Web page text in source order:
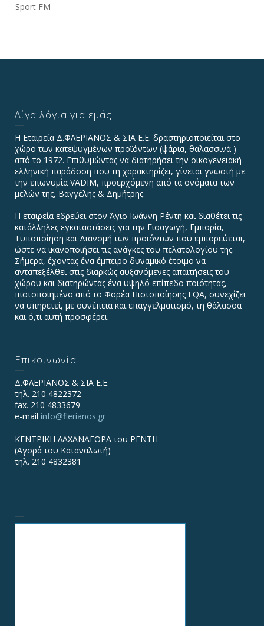
Sport FM
Λίγα λόγια για εμάς
Η Εταιρεία Δ.ΦΛΕΡΙΑΝΟΣ & ΣΙΑ Ε.Ε. δραστηριοποιείται στο
χώρο των κατεψυγμένων προϊόντων (ψάρια, θαλασσινά )
από το 1972. Επιθυμώντας να διατηρήσει την οικογενειακή
ελληνική παράδοση που τη χαρακτηρίζει, γίνεται γνωστή με
την επωνυμία VADIΜ, προερχόμενη από τα ονόματα των
μελών της, Βαγγέλης & Δημήτρης.
Η εταιρεία εδρεύει στον Άγιο Ιωάννη Ρέντη και διαθέτει τις
κατάλληλες εγκαταστάσεις για την Εισαγωγή, Εμπορία,
Τυποποίηση και Διανομή των προϊόντων που εμπορεύεται,
ώστε να ικανοποιήσει τις ανάγκες του πελατολογίου της.
Σήμερα, έχοντας ένα έμπειρο δυναμικό έτοιμο να
ανταπεξέλθει στις διαρκώς αυξανόμενες απαιτήσεις του
χώρου και διατηρώντας ένα υψηλό επίπεδο ποιότητας,
πιστοποιημένο από το Φορέα Πιστοποίησης EQA, συνεχίζει
να υπηρετεί, με συνέπεια και επαγγελματισμό, τη θάλασσα
και ό,τι αυτή προσφέρει.
Επικοινωνία
Δ.ΦΛΕΡΙΑΝΟΣ & ΣΙΑ Ε.Ε.
τηλ. 210 4822372
fax. 210 4833679
e-mail info@flerianos.gr
ΚΕΝΤΡΙΚΗ ΛΑΧΑΝΑΓΟΡΑ του ΡΕΝΤΗ
(Αγορά του Καταναλωτή)
τηλ. 210 4832381